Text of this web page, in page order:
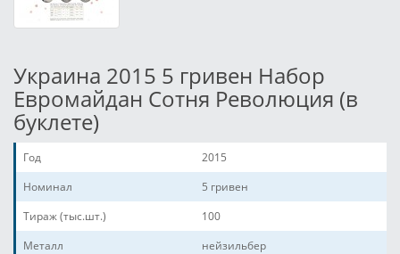
Украина 2015 5 гривен Набор
Евромайдан Сотня Революция (в
буклете)
Год
2015
Номинал
5 гривен
Тираж (тыс.шт.)
100
Металл
нейзильбер